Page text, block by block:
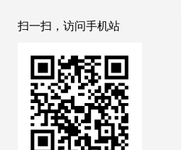
扫一扫，访问手机站